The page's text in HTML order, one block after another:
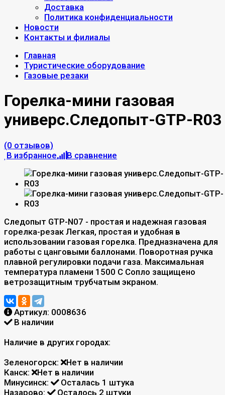
Доставка
Политика конфиденциальности
Новости
Контакты и филиалы
Главная
Туристические оборудование
Газовые резаки
Горелка-мини газовая
универс.Следопыт-GTP-R03
(0 отзывов)
В избранное
В сравнение
Следопыт GTP-N07 - простая и надежная газовая
горелка-резак Легкая, простая и удобная в
использовании газовая горелка. Предназначена для
работы с цанговыми баллонами. Поворотная ручка
плавной регулировки подачи газа. Максимальная
температура пламени 1500 С Сопло защищено
ветрозащитным трубчатым экраном.
Артикул: 0008636
В наличии
Наличие в других городах:
Зеленогорск:
Нет в наличии
Канск:
Нет в наличии
Минусинск:
Осталась 1 штука
Назарово:
Осталось 2 штуки